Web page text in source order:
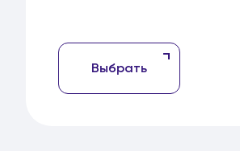
Выбрать